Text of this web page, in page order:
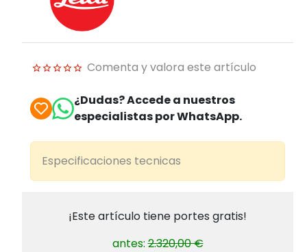
Comenta y valora este artículo
¿Dudas? Accede a nuestros
especialistas por WhatsApp.
Especificaciones tecnicas
¡Este artículo tiene portes gratis!
antes:2.320,00 €